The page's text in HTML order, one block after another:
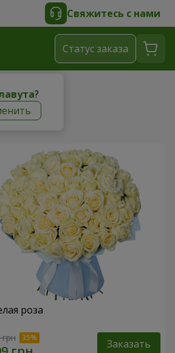
Свяжитесь с нами
?
Cтатус заказа
роза
Заказать